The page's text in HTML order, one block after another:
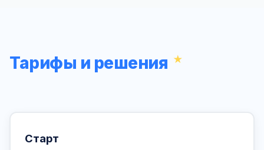
Тарифы и решения
Старт